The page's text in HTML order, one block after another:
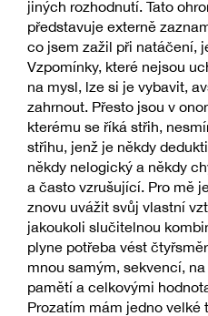
jiných rozhodnutí. Tato
představuje externě
co jsem zažil při natáčení,
Vzpomínky, které nejsou
na mysl, lze si je vybavit,
zahrnout. Přesto jsou v
kterému se říká střih,
střihu, jenž je někdy
někdy nelogický a někdy
a často vzrušující. Pro mě
znovu uvážit svůj vlastní
jakoukoli slučitelnou
plyne potřeba vést
mnou samým, sekvencí,
pamětí a celkovými
Prozatím mám jedno velké